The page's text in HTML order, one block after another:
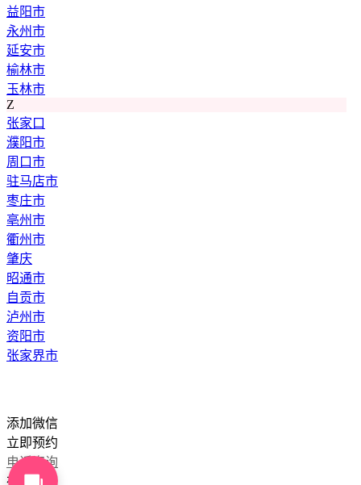
益阳市
永州市
延安市
榆林市
玉林市
Z
张家口
濮阳市
周口市
驻马店市
枣庄市
亳州市
衢州市
肇庆
昭通市
自贡市
泸州市
资阳市
张家界市
添加微信
立即预约
电话咨询
在线咨询